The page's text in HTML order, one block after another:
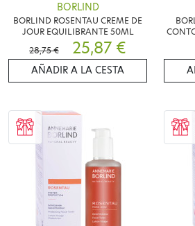
BORLIND
BORLIND ROSENTAU CREME DE
JOUR EQUILIBRANTE 50ML
28,75 €
25,87 €
AÑADIR A LA CESTA